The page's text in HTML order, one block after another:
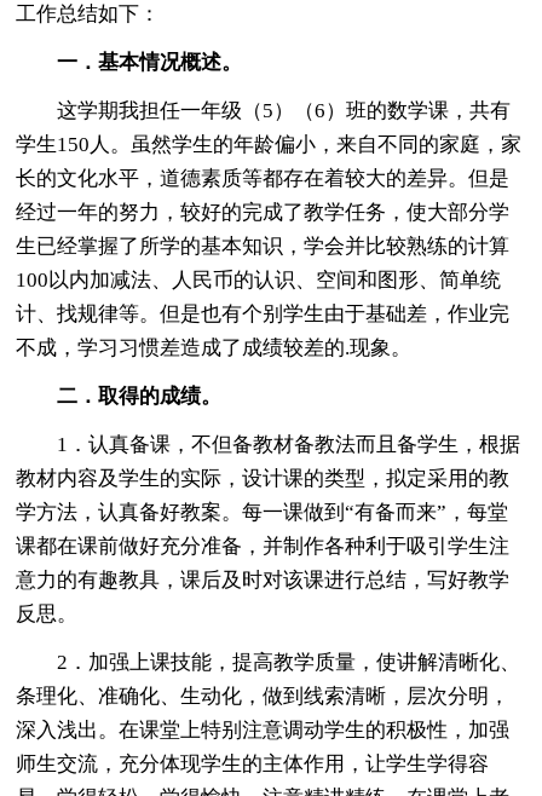
工作总结如下：
一．基本情况概述。
这学期我担任一年级（5）（6）班的数学课，共有
学生150人。虽然学生的年龄偏小，来自不同的家庭，家
长的文化水平，道德素质等都存在着较大的差异。但是
经过一年的努力，较好的完成了教学任务，使大部分学
生已经掌握了所学的基本知识，学会并比较熟练的计算
100以内加减法、人民币的认识、空间和图形、简单统
计、找规律等。但是也有个别学生由于基础差，作业完
不成，学习习惯差造成了成绩较差的.现象。
二．取得的成绩。
1．认真备课，不但备教材备教法而且备学生，根据
教材内容及学生的实际，设计课的类型，拟定采用的教
学方法，认真备好教案。每一课做到“有备而来”，每堂
课都在课前做好充分准备，并制作各种利于吸引学生注
意力的有趣教具，课后及时对该课进行总结，写好教学
反思。
2．加强上课技能，提高教学质量，使讲解清晰化、
条理化、准确化、生动化，做到线索清晰，层次分明，
深入浅出。在课堂上特别注意调动学生的积极性，加强
师生交流，充分体现学生的主体作用，让学生学得容